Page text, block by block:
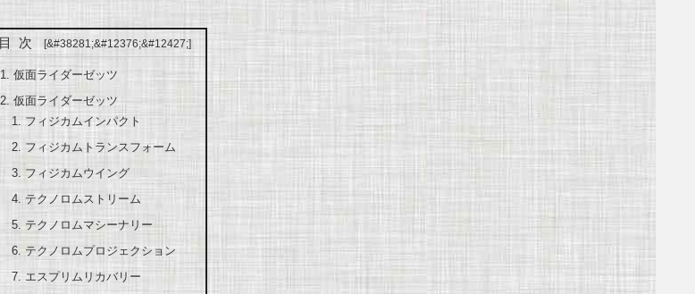
目次
仮面ライダーゼッツ
仮面ライダーゼッツ
フィジカムインパクト
フィジカムトランスフォーム
フィジカムウイング
テクノロムストリーム
テクノロムマシーナリー
テクノロムプロジェクション
エスプリムリカバリー